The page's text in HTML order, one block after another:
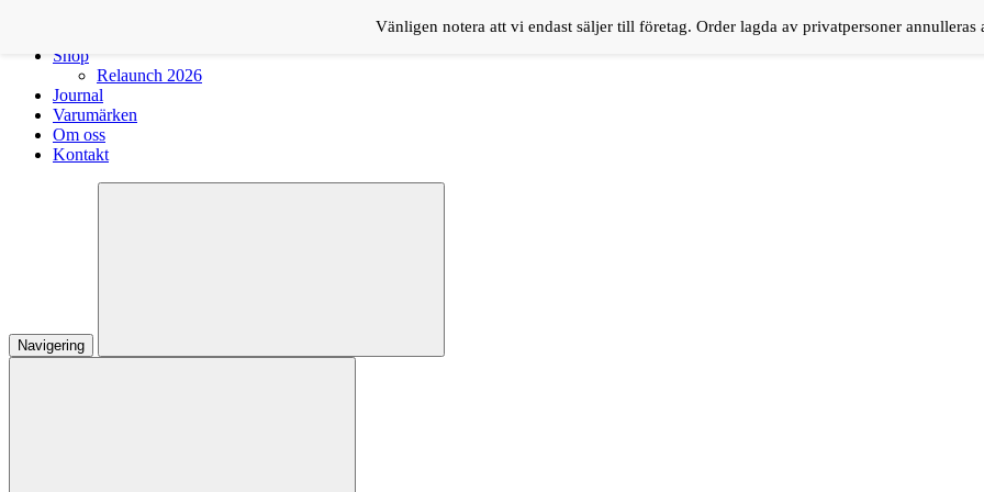
Shop
Relaunch 2026
Journal
Varumärken
Om oss
Kontakt
Navigering
Vänligen notera att vi endast säljer till företag. Order lagda av privatpersoner annulleras